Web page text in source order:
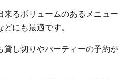
来るボリュームのあるメニュー
にも最適です。
貸し切りやパーティーの予約が